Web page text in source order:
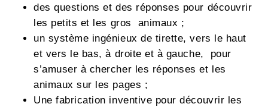
des questions et des réponses pour découvrir
les petits et les gros animaux ;
un système ingénieux de tirette, vers le haut
et vers le bas, à droite et à gauche, pour
s’amuser à chercher les réponses et les
animaux sur les pages ;
Une fabrication inventive pour découvrir les